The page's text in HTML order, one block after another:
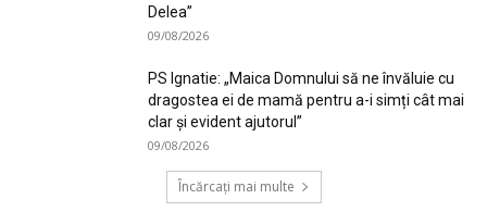
Delea”
09/08/2026
PS Ignatie: „Maica Domnului să ne învăluie cu
dragostea ei de mamă pentru a-i simți cât mai
clar și evident ajutorul”
09/08/2026
Încărcați mai multe